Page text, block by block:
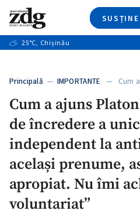
+13
Caută
25°C, Chișinău
Principală — IMPORTANTE — Cum a
Cum a ajuns
de încredere a
independent la
același prenume,
apropiat. Nu îmi
voluntariat”